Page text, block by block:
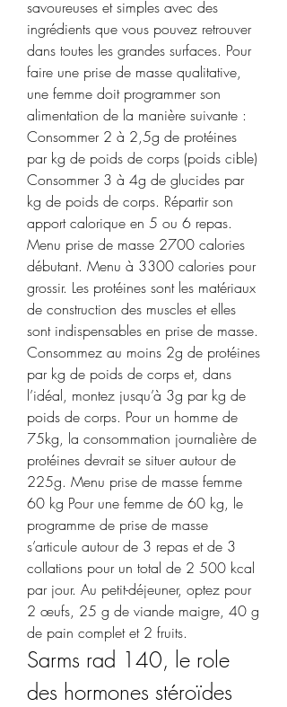
savoureuses et simples avec des
ingrédients que vous pouvez retrouver
dans toutes les grandes surfaces. Pour
faire une prise de masse qualitative,
une femme doit programmer son
alimentation de la manière suivante :
Consommer 2 à 2,5g de protéines
par kg de poids de corps (poids cible)
Consommer 3 à 4g de glucides par
kg de poids de corps. Répartir son
apport calorique en 5 ou 6 repas.
Menu prise de masse 2700 calories
débutant. Menu à 3300 calories pour
grossir. Les protéines sont les matériaux
de construction des muscles et elles
sont indispensables en prise de masse.
Consommez au moins 2g de protéines
par kg de poids de corps et, dans
l’idéal, montez jusqu’à 3g par kg de
poids de corps. Pour un homme de
75kg, la consommation journalière de
protéines devrait se situer autour de
225g. Menu prise de masse femme
60 kg Pour une femme de 60 kg, le
programme de prise de masse
s’articule autour de 3 repas et de 3
collations pour un total de 2 500 kcal
par jour. Au petit-déjeuner, optez pour
2 œufs, 25 g de viande maigre, 40 g
de pain complet et 2 fruits.
Sarms rad 140, le role
des hormones stéroïdes